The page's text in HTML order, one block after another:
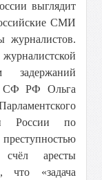
выглядит
СМИ
журналистов.
задержаний
СФ РФ Ольга
России по
аресты
что «задача